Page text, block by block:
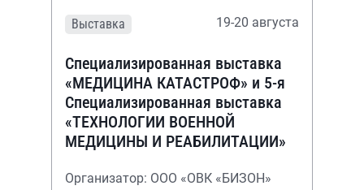
Выставка 19-20 августа
Специализированная выставка
«МЕДИЦИНА КАТАСТРОФ» и 5-я
Специализированная выставка
«ТЕХНОЛОГИИ ВОЕННОЙ
МЕДИЦИНЫ И РЕАБИЛИТАЦИИ»
Организатор: ООО «ОВК «БИЗОН»